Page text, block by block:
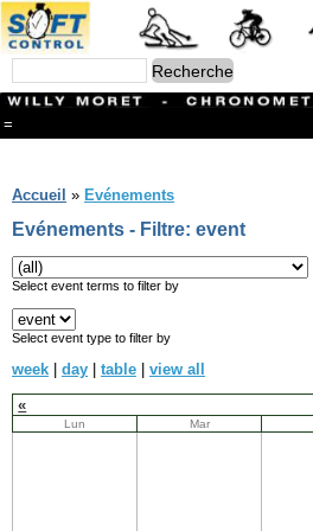
=
Branches
CONTACT
Ski ALPIN
Triathlon
Ski Nordique
Courses à pieds
Athlétisme
Slalom In-Line
Caisse à savon
Coupe "Journal La Gruyère"
Accueil » Evénements
Evénements - Filtre: event
Select event terms to filter by
Select event type to filter by
week | day | table | view all
«
Lun Mar